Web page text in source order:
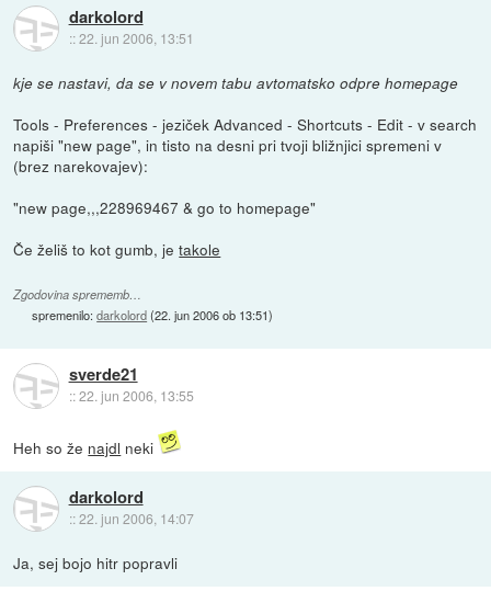
darkolord
::22. jun 2006, 13:51
kje se nastavi, da se v novem tabu avtomatsko odpre homepage
Tools - Preferences - jeziček Advanced - Shortcuts - Edit - v search
napiši "new page", in tisto na desni pri tvoji bližnjici spremeni v
(brez narekovajev):
"new page,,,228969467 & go to homepage"
Če želiš to kot gumb, jetakole
Zgodovina sprememb…
spremenilo:darkolord(22. jun 2006 ob 13:51)
sverde21
::22. jun 2006, 13:55
Heh so že najdl neki
darkolord
::22. jun 2006, 14:07
Ja, sej bojo hitr popravli